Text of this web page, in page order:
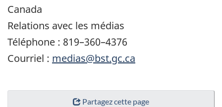
Canada
Relations avec les médias
Téléphone : 819–360–4376
Courriel : medias@bst.gc.ca
Partagez cette page